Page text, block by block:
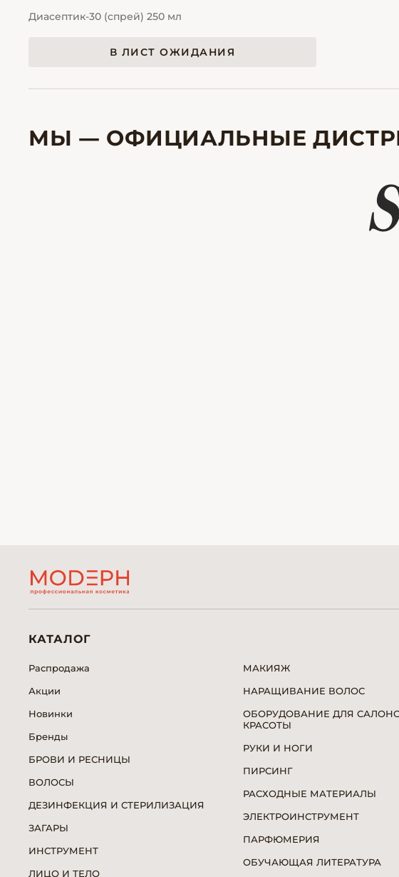
Диасептик-30 (спрей) 250 мл
В ЛИСТ ОЖИДАНИЯ
МЫ — ОФИЦИАЛЬНЫЕ
КАТАЛОГ
Распродажа
Акции
Новинки
Бренды
БРОВИ И РЕСНИЦЫ
ВОЛОСЫ
ДЕЗИНФЕКЦИЯ И СТЕРИЛИЗАЦИЯ
ЗАГАРЫ
ИНСТРУМЕНТ
ЛИЦО И ТЕЛО
МАКИЯЖ
НАРАЩИВАНИЕ ВОЛОС
ОБОРУДОВАНИЕ ДЛЯ
КРАСОТЫ
РУКИ И НОГИ
ПИРСИНГ
РАСХОДНЫЕ МАТЕРИАЛЫ
ЭЛЕКТРОИНСТРУМЕНТ
ПАРФЮМЕРИЯ
ОБУЧАЮЩАЯ ЛИТЕРАТУРА